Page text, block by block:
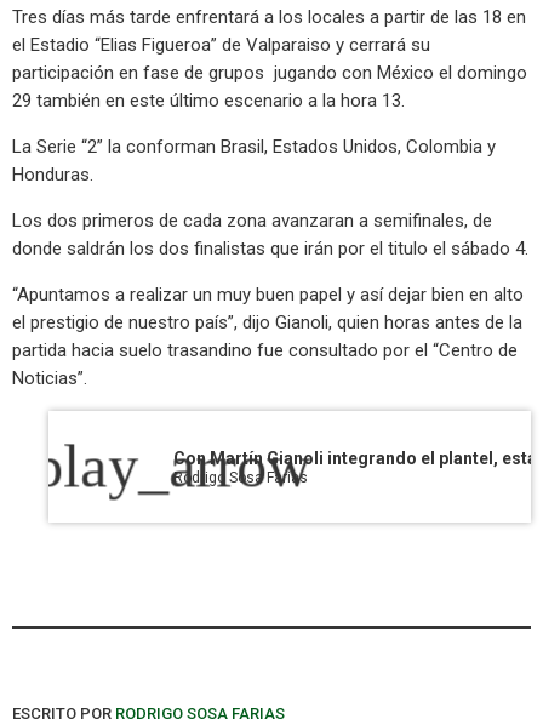
Tres días más tarde enfrentará a los locales a partir de las 18 en
el Estadio “Elias Figueroa” de Valparaiso y cerrará su
participación en fase de grupos jugando con México el domingo
29 también en este último escenario a la hora 13.
La Serie “2” la conforman Brasil, Estados Unidos, Colombia y
Honduras.
Los dos primeros de cada zona avanzaran a semifinales, de
donde saldrán los dos finalistas que irán por el titulo el sábado 4.
“Apuntamos a realizar un muy buen papel y así dejar bien en alto
el prestigio de nuestro país”, dijo Gianoli, quien horas antes de la
partida hacia suelo trasandino fue consultado por el “Centro de
Noticias”.
play_arrow
Rodrigo Sosa Farias
ESCRITO POR RODRIGO SOSA FARIAS